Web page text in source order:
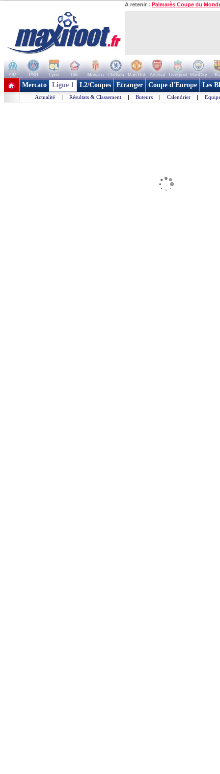
A retenir : Palmarès Coupe du
OM PSG Lyon Lille Monaco Chelsea Man Utd Arsenal Liverpool ManCity
+ de clubs
Mercato Ligue 1 L2/Coupes Etranger Coupe d'Europe Les
Actualité | Résultats & Classement | Buteurs | Calendrier |